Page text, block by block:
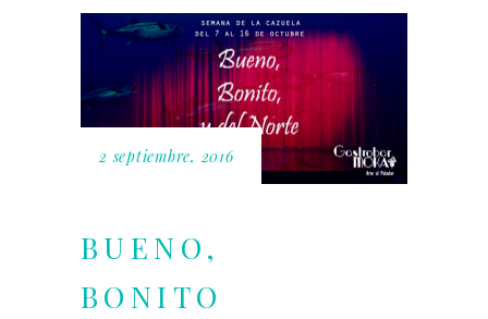
2 septiembre, 2016
BUENO,
BONITO